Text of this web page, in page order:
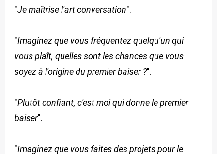
"Je maîtrise l'art conversation".
"Imaginez que vous fréquentez quelqu'un qui
vous plaît, quelles sont les chances que vous
soyez à l'origine du premier baiser ?".
"Plutôt confiant, c'est moi qui donne le premier
baiser".
"Imaginez que vous faites des projets pour le